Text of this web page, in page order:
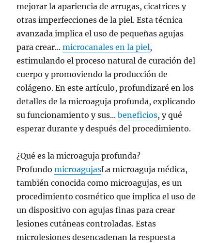
mejorar la apariencia de arrugas, cicatrices y
otras imperfecciones de la piel. Esta técnica
avanzada implica el uso de pequeñas agujas
para crear...microcanales en la piel,
estimulando el proceso natural de curación del
cuerpo y promoviendo la producción de
colágeno. En este artículo, profundizaré en los
detalles de la microaguja profunda, explicando
su funcionamiento y sus...beneficios, y qué
esperar durante y después del procedimiento.
¿Qué es la microaguja profunda?
ProfundomicroagujasLa microaguja médica,
también conocida como microagujas, es un
procedimiento cosmético que implica el uso de
un dispositivo con agujas finas para crear
lesiones cutáneas controladas. Estas
microlesiones desencadenan la respuesta